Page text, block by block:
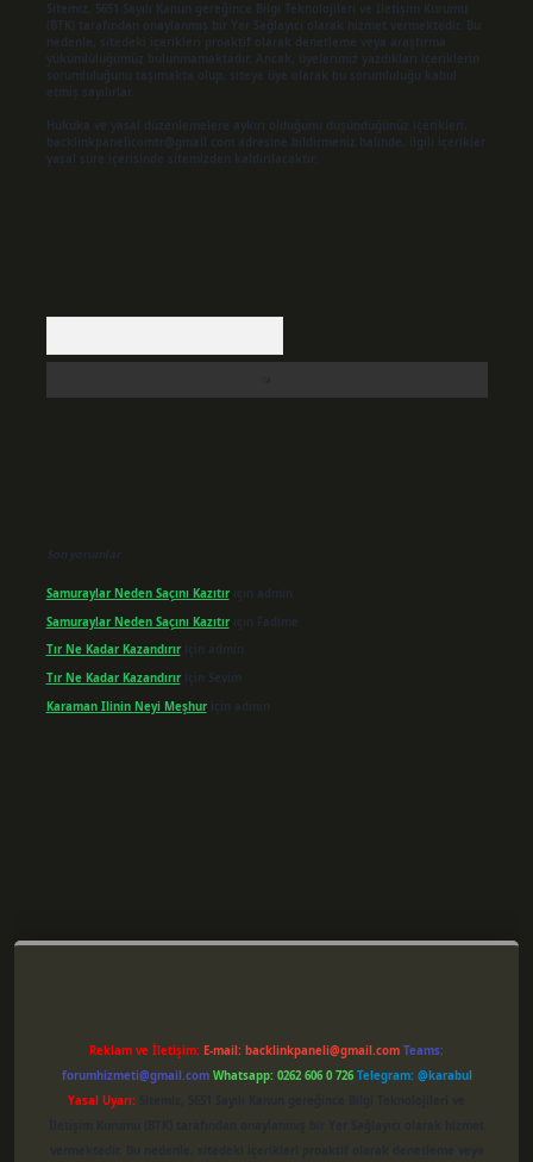
Sitemiz, 5651 Sayılı Kanun gereğince Bilgi Teknolojileri ve İletişim Kurumu
(BTK) tarafından onaylanmış bir Yer Sağlayıcı olarak hizmet vermektedir. Bu
nedenle, sitedeki içerikleri proaktif olarak denetleme veya araştırma
yükümlülüğümüz bulunmamaktadır. Ancak, üyelerimiz yazdıkları içeriklerin
sorumluluğunu taşımakta olup, siteye üye olarak bu sorumluluğu kabul
etmiş sayılırlar.
Hukuka ve yasal düzenlemelere aykırı olduğunu düşündüğünüz içerikleri,
backlinkpanelicomtr@gmail.com
adresine bildirmeniz halinde, ilgili içerikler
yasal süre içerisinde sitemizden kaldırılacaktır.
Son yorumlar
Samuraylar Neden Saçını Kazıtıriçin admin
Samuraylar Neden Saçını Kazıtıriçin Fadime
Tır Ne Kadar Kazandırıriçin admin
Tır Ne Kadar Kazandırıriçin Sevim
Karaman Ilinin Neyi Meşhuriçin admin
Reklam ve İletişim: E-mail: backlinkpaneli@gmail.com Teams:
forumhizmeti@gmail.com Whatsapp: 0262 606 0 726 Telegram: @karabul
Yasal Uyarı: